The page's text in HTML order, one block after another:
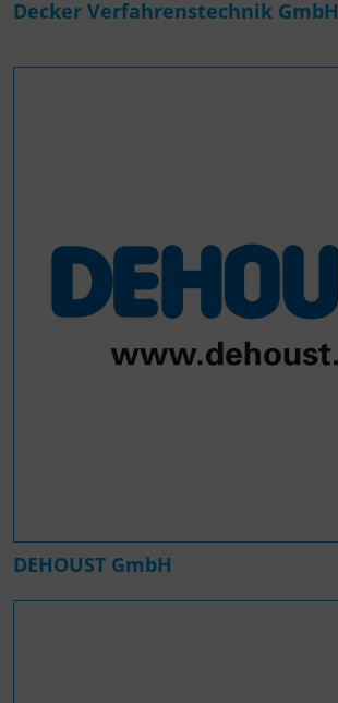
Decker Verfahrenstechnik GmbH
DEHOUST GmbH